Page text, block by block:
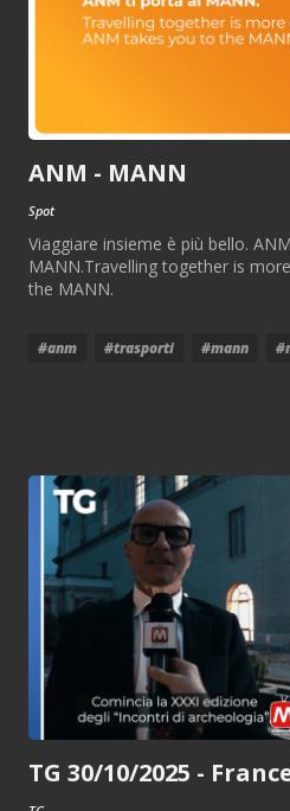
ANM - MANN
Spot
Viaggiare insieme è più bello.
MANN.Travelling together is
the MANN.
#anm #trasporti #mann
TG 30/10/2025 -